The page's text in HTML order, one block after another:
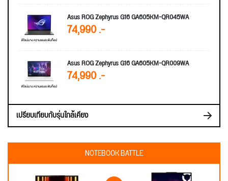
Asus ROG Zephyrus G16 GA605KM-QR045WA
74,990 .-
Asus ROG Zephyrus G16 GA605KM-QR009WA
74,990 .-
เปรียบเทียบกับรุ่นใกล้เคียง
NOTEBOOK BATTLE